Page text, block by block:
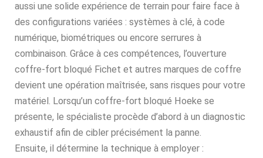
aussi une solide expérience de terrain pour faire face à
des configurations variées : systèmes à clé, à code
numérique, biométriques ou encore serrures à
combinaison. Grâce à ces compétences, l’ouverture
coffre-fort bloqué Fichet et autres marques de coffre
devient une opération maîtrisée, sans risques pour votre
matériel. Lorsqu’un coffre-fort bloqué Hoeke se
présente, le spécialiste procède d’abord à un diagnostic
exhaustif afin de cibler précisément la panne.
Ensuite, il détermine la technique à employer :